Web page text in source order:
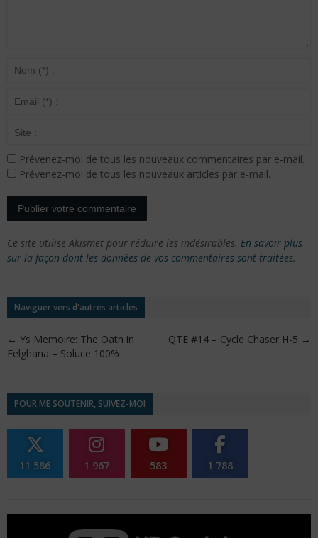
Prévenez-moi de tous les nouveaux commentaires par e-mail.
Prévenez-moi de tous les nouveaux articles par e-mail.
Ce site utilise Akismet pour réduire les indésirables. En savoir plus
sur la façon dont les données de vos commentaires sont traitées.
Naviguer vers d'autres articles
← Ys Memoire: The Oath in
Felghana – Soluce 100%
QTE #14 – Cycle Chaser H-5 →
POUR ME SOUTENIR, SUIVEZ-MOI
11 586 1 967 583 1 788